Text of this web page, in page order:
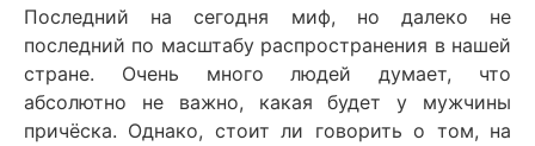
Последний на сегодня миф, но далеко не
последний по масштабу распространения в нашей
стране. Очень много людей думает, что
абсолютно не важно, какая будет у мужчины
причёска. Однако, стоит ли говорить о том, на